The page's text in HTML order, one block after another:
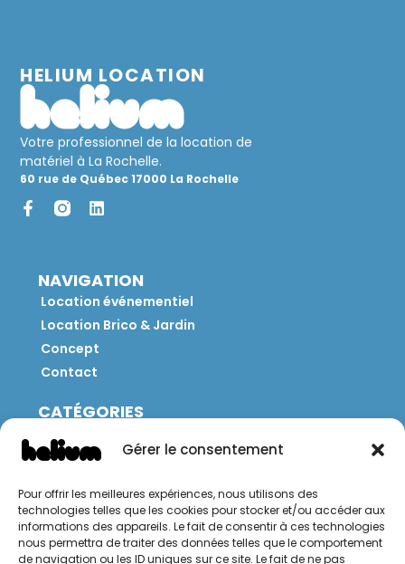
Gérer le consentement
Pour offrir les meilleures expériences, nous utilisons des
technologies telles que les cookies pour stocker et/ou accéder aux
informations des appareils. Le fait de consentir à ces technologies
nous permettra de traiter des données telles que le comportement
de navigation ou les ID uniques sur ce site. Le fait de ne pas
HELIUM LOCATION
Votre professionnel de la location de
matériel à La Rochelle.
60 rue de Québec 17000 La Rochelle
NAVIGATION
Location événementiel
Location Brico & Jardin
Concept
Contact
CATÉGORIES
Mobilier
Brico
Jardin